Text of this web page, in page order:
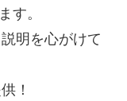
す。
明を心がけて
！